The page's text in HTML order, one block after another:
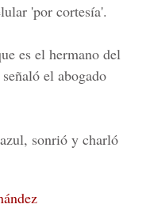
'por cortesía'.
es el hermano del
el abogado
sonrió y charló